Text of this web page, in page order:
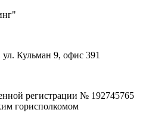
Кульман 9, офис 391
регистрации № 192745765
горисполкомом